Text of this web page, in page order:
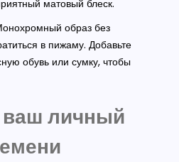
матовый блеск.
образ без
в пижаму. Добавьте
обувь или сумку, чтобы
личный